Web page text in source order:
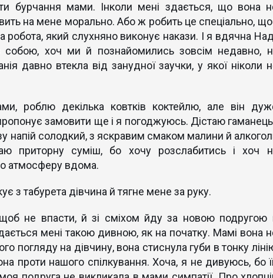
бурчання мами. Інколи мені здається, що вона
на мене морально. Або ж робить це спеціально,
робота, який слухняно виконує накази. І я вдячна
хоч ми й познайомились зовсім недавно,
давно втекла від занудної заучки, у якої ніколи
роблю декілька ковтків коктейлю, але він
замовити ще і я погоджуюсь. Дістаю гаманець
напій солодкий, з яскравим смаком малини й
приторну суміш, бо хочу розслабитись і хоч
атмосферу вдома.
з табурета дівчина й тягне мене за руку.
щоб не впасти, й зі сміхом йду за новою подругою
мені такою дивною, як на початку. Мамі вона
погляду на дівчину, вона стиснула губи в тонку
проти нашого спілкування. Хоча, я не дивуюсь, бо